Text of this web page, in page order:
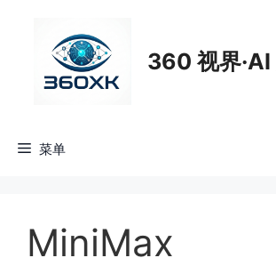
360 视界
菜单
MiniMax